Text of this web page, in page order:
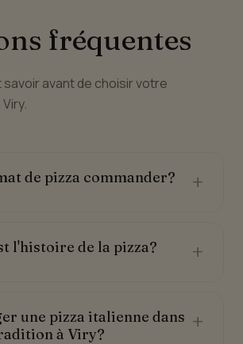
fréquentes
savoir avant de choisir votre
de pizza commander? +
l'histoire de la pizza? +
une pizza italienne dans
à Viry?
+